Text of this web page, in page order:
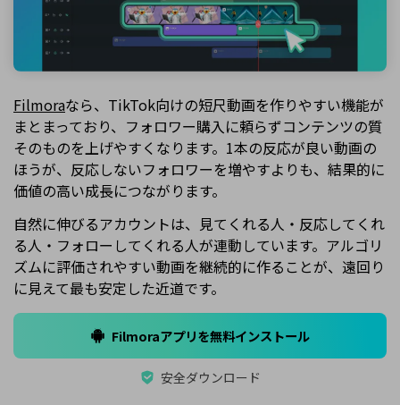
Filmoraなら、TikTok向けの短尺動画を作りやすい機能が
まとまっており、フォロワー購入に頼らずコンテンツの質
そのものを上げやすくなります。1本の反応が良い動画の
ほうが、反応しないフォロワーを増やすよりも、結果的に
価値の高い成長につながります。
自然に伸びるアカウントは、見てくれる人・反応してくれ
る人・フォローしてくれる人が連動しています。アルゴリ
ズムに評価されやすい動画を継続的に作ることが、遠回り
に見えて最も安定した近道です。
Filmoraアプリを無料インストール
安全ダウンロード